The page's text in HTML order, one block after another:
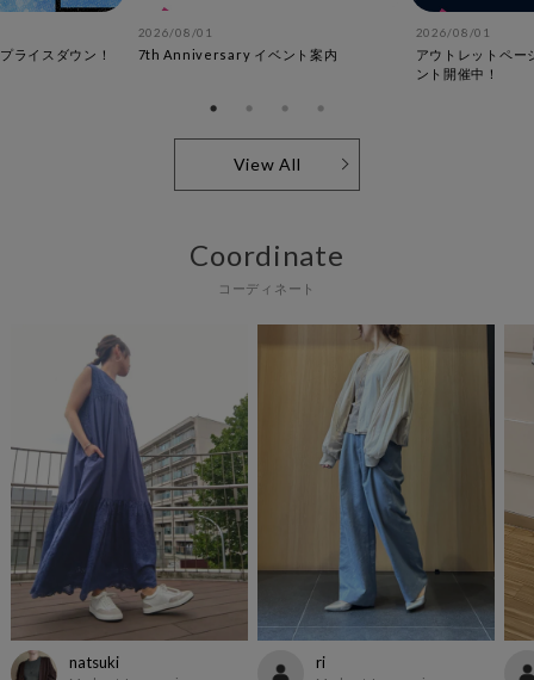
ライスダウン！
2026/08/01
7th Anniversary イベント案内
2026/08/01
アウトレットペー
ント開催中！
View All
Coordinate
コーディネート
natsuki ri